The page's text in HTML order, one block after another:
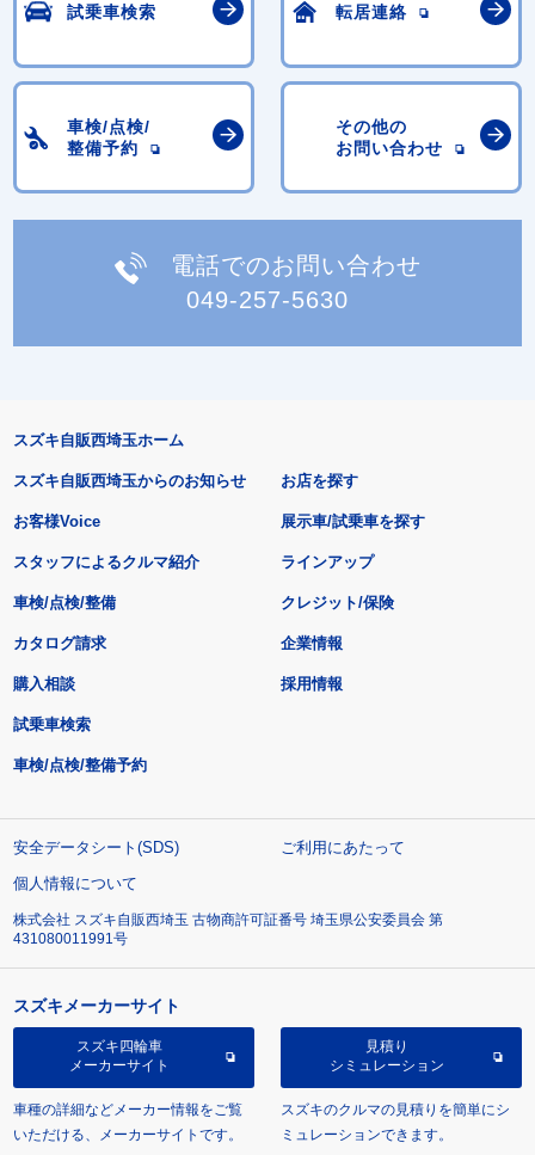
試乗車検索 転居連絡
車検/点検/
整備予約
その他の
お問い合わせ
電話でのお問い合わせ
049-257-5630
スズキ自販西埼玉ホーム
スズキ自販西埼玉からのお知らせ
お客様Voice
スタッフによるクルマ紹介
お店を探す
展示車/試乗車を探す
ラインアップ
車検/点検/整備 クレジット/保険
カタログ請求
購入相談
試乗車検索
車検/点検/整備予約
企業情報
採用情報
安全データシート(SDS)
ご利用にあたって
個人情報について
株式会社 スズキ自販西埼玉 古物商許可証番号 埼玉県公安委員会 第
431080011991号
スズキメーカーサイト
スズキ四輪車
メーカーサイト
車種の詳細などメーカー情報をご覧
いただける、メーカーサイトです。
見積り
シミュレーション
スズキのクルマの見積りを簡単にシ
ミュレーションできます。